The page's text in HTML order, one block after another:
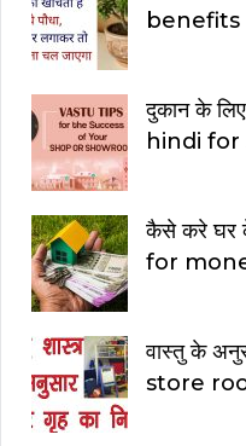
benefits
दुकान के
hindi for
कैसे करे घर
for
वास्तु के
store